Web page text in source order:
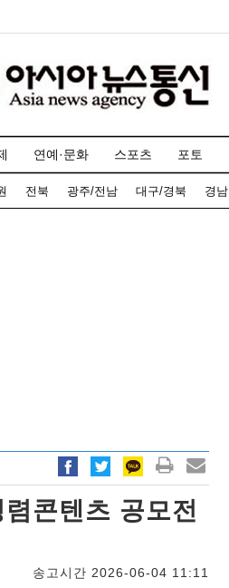
연예·문화 스포츠 포토
전북 광주/전남 대구/경북 경남
콘텐츠 공모전
송고시간 2026-06-04 11:11